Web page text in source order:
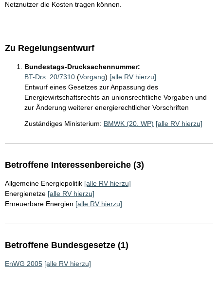
Netznutzer die Kosten tragen können.
Zu Regelungsentwurf
Bundestags-Drucksachennummer:
BT-Drs. 20/7310 (Vorgang) [alle RV hierzu]
Entwurf eines Gesetzes zur Anpassung des
Energiewirtschaftsrechts an unionsrechtliche Vorgaben und
zur Änderung weiterer energierechtlicher Vorschriften
Zuständiges Ministerium: BMWK (20. WP) [alle RV hierzu]
Betroffene Interessenbereiche (3)
Allgemeine Energiepolitik [alle RV hierzu]
Energienetze [alle RV hierzu]
Erneuerbare Energien [alle RV hierzu]
Betroffene Bundesgesetze (1)
EnWG 2005 [alle RV hierzu]